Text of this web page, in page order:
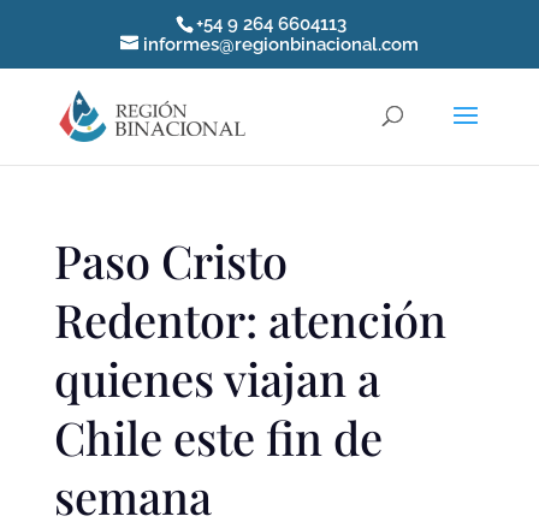
+54 9 264 6604113
informes@regionbinacional.com
Paso Cristo
Redentor: atención
quienes viajan a
Chile este fin de
semana